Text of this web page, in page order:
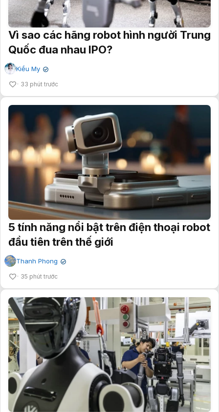
Vì sao các hãng robot hình người Trung
Quốc đua nhau IPO?
Kiều My ✔
33 phút trước
5 tính năng nổi bật trên điện thoại robot
đầu tiên trên thế giới
Thanh Phong ✔
35 phút trước